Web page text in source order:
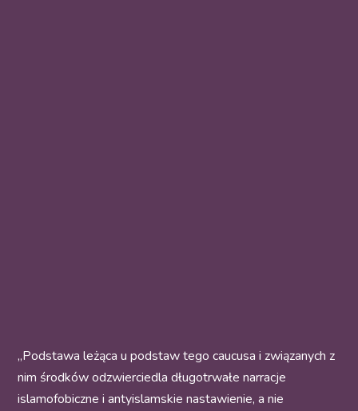
„Podstawa leżąca u podstaw tego caucusa i związanych z
nim środków odzwierciedla długotrwałe narracje
islamofobiczne i antyislamskie nastawienie, a nie